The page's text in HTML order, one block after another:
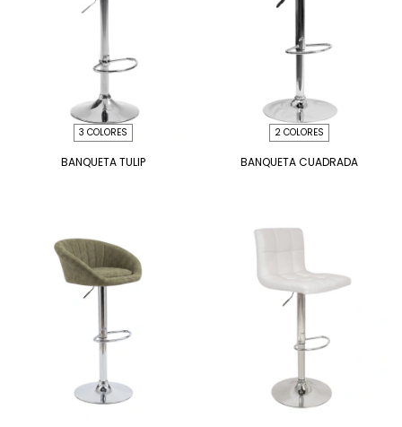
3 COLORES
BANQUETA TULIP
2 COLORES
BANQUETA CUADRADA